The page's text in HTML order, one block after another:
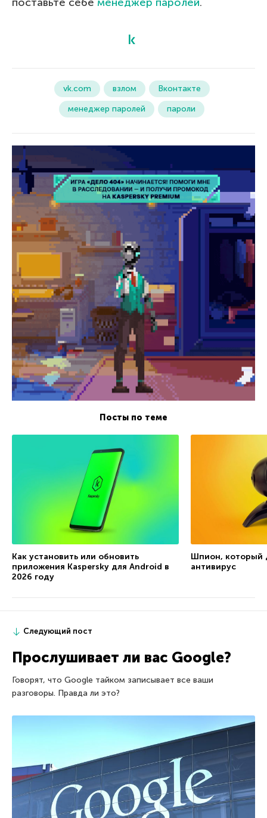
vk.com взлом
Вконтакте
менеджер паролей
пароли
Посты по теме
Как установить или обновить
приложения Kaspersky для Android в
2026 году
Шпион, который
антивирус
Следующий пост
Прослушивает ли вас Google?
Говорят, что Google тайком записывает все ваши
разговоры. Правда ли это?